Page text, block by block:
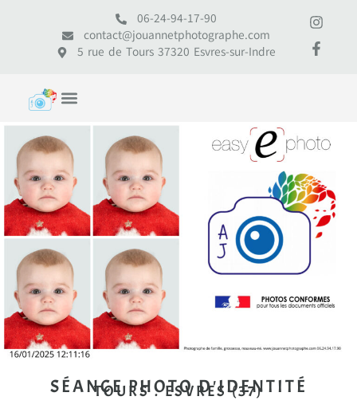
06-24-94-17-90
contact@jouannetphotographe.com
5 rue de Tours 37320 Esvres-sur-Indre
SÉANCE PHOTO D'IDENTITÉ
TOURS . ESVRES (37)